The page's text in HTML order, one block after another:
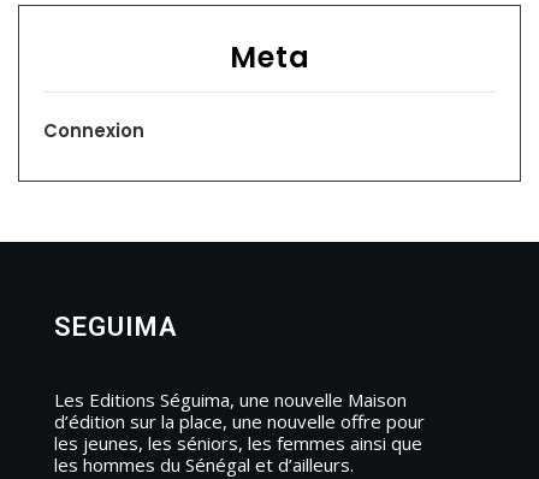
Meta
Connexion
SEGUIMA
Les Editions Séguima, une nouvelle Maison
d’édition sur la place, une nouvelle offre pour
les jeunes, les séniors, les femmes ainsi que
les hommes du Sénégal et d’ailleurs.